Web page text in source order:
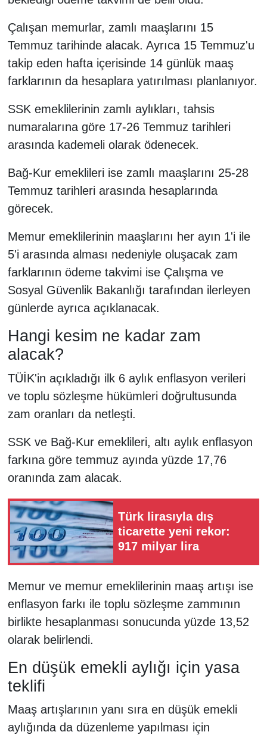
Çalışan memurlar, zamlı maaşlarını 15
Temmuz tarihinde alacak. Ayrıca 15 Temmuz'u
takip eden hafta içerisinde 14 günlük maaş
farklarının da hesaplara yatırılması planlanıyor.
SSK emeklilerinin zamlı aylıkları, tahsis
numaralarına göre 17-26 Temmuz tarihleri
arasında kademeli olarak ödenecek.
Bağ-Kur emeklileri ise zamlı maaşlarını 25-28
Temmuz tarihleri arasında hesaplarında
görecek.
Memur emeklilerinin maaşlarını her ayın 1'i ile
5'i arasında alması nedeniyle oluşacak zam
farklarının ödeme takvimi ise Çalışma ve
Sosyal Güvenlik Bakanlığı tarafından ilerleyen
günlerde ayrıca açıklanacak.
Hangi kesim ne kadar zam
alacak?
TÜİK'in açıkladığı ilk 6 aylık enflasyon verileri
ve toplu sözleşme hükümleri doğrultusunda
zam oranları da netleşti.
SSK ve Bağ-Kur emeklileri, altı aylık enflasyon
farkına göre temmuz ayında yüzde 17,76
oranında zam alacak.
Türk lirasıyla dış
ticarette yeni rekor:
917 milyar lira
Memur ve memur emeklilerinin maaş artışı ise
enflasyon farkı ile toplu sözleşme zammının
birlikte hesaplanması sonucunda yüzde 13,52
olarak belirlendi.
En düşük emekli aylığı için yasa
teklifi
Maaş artışlarının yanı sıra en düşük emekli
aylığında da düzenleme yapılması için